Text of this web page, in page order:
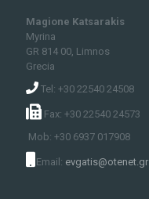
Magione Katsarakis
Myrina
GR 814 00, Limnos
Grecia
Tel: +30 22540 24508
Fax: +30 22540 24573
Mob: +30 6937 017908
Email: evgatis@otenet.gr